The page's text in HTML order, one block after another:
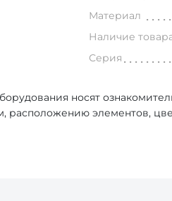
Материал
Наличие
Серия
носят
расположению элементов,